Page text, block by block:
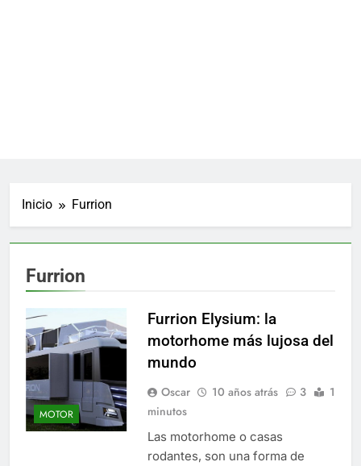
Inicio Furrion
Furrion
MOTOR
Furrion Elysium: la
motorhome más lujosa del
mundo
Oscar 10 años atrás 3
1
minutos
Las motorhome o casas
rodantes, son una forma de